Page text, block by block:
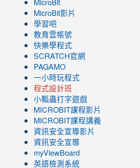
MicroBit
MicroBit影片
學習吧
教育雲帳號
快樂學程式
SCRATCH官網
PAGAMO
一小時玩程式
程式設計班
小瓢蟲打字遊戲
link
to
https://www.youtube.com/
ZBGmXwlbUndNA/videos?
view=0&sort=dd&shelf_id=0
MICROBIT課程影片
link
to
https://www.youtube.com/
ZBGmXwlbUndNA/videos?
view=0&sort=dd&shelf_id=0
MICROBIT課程講義
資訊安全宣導影片
資訊安全宣導
myViewBoard
英語檢測系統